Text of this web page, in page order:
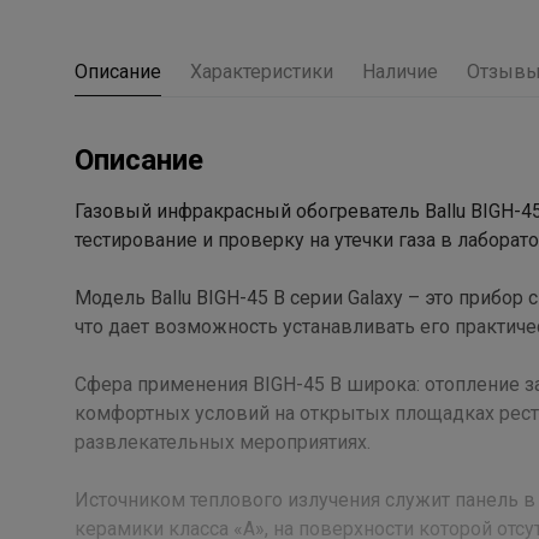
Описание Характеристики Наличие Отзывы
Описание
Газовый инфракрасный обогреватель Ballu
тестирование и проверку на утечки газа в
Модель Ballu BIGH-45 B серии Galaxy – это прибор
что дает возможность устанавливать его
Сфера применения BIGH-45 B широка: отопление
комфортных условий на открытых площадках
развлекательных мероприятиях.
Источником теплового излучения служит панель
керамики класса «А», на поверхности которой